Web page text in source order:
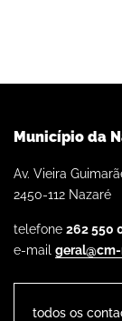
Município da
Av. Vieira
2450-112 Nazaré
telefone 262 550
e-mail
todos os